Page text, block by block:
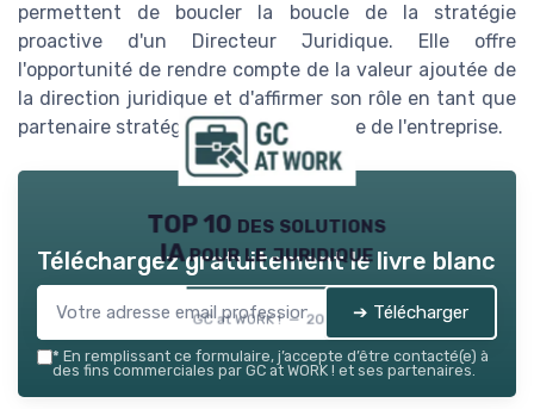
permettent de boucler la boucle de la stratégie
proactive d'un Directeur Juridique. Elle offre
l'opportunité de rendre compte de la valeur ajoutée de
la direction juridique et d'affirmer son rôle en tant que
partenaire stratégique pour l'ensemble de l'entreprise.
TOP 10 des solutions
IA pour le juridique
GC at WORK ! — 2026
Téléchargez gratuitement le livre blanc
➔ Télécharger
* En remplissant ce formulaire, j’accepte d’être contacté(e) à
des fins commerciales par GC at WORK ! et ses partenaires.